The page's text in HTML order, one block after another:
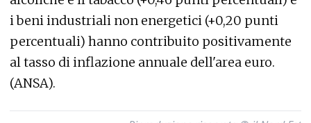
i beni industriali non energetici (+0,20 punti
percentuali) hanno contribuito positivamente
al tasso di inflazione annuale dell'area euro.
(ANSA).